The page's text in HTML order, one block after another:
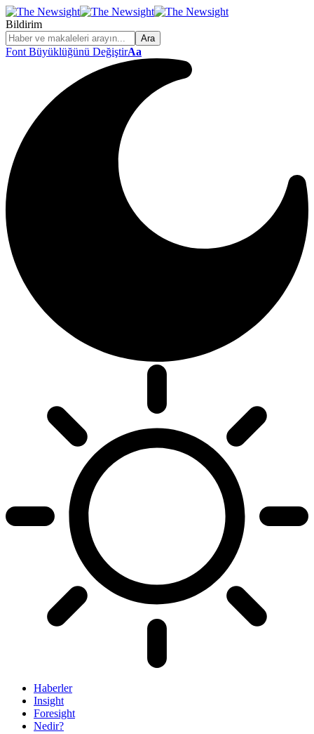
Bildirim
Font Büyüklüğünü DeğiştirAa
Haberler
Insight
Foresight
Nedir?